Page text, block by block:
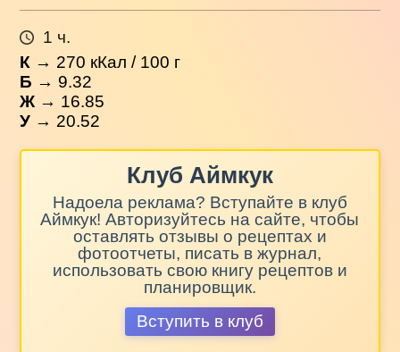
1 ч.
К → 270 кКал / 100 г
Б → 9.32
Ж → 16.85
У → 20.52
Клуб Аймкук
Надоела реклама? Вступайте в клуб
Аймкук! Авторизуйтесь на сайте, чтобы
оставлять отзывы о рецептах и
фотоотчеты, писать в журнал,
использовать свою книгу рецептов и
планировщик.
Вступить в клуб